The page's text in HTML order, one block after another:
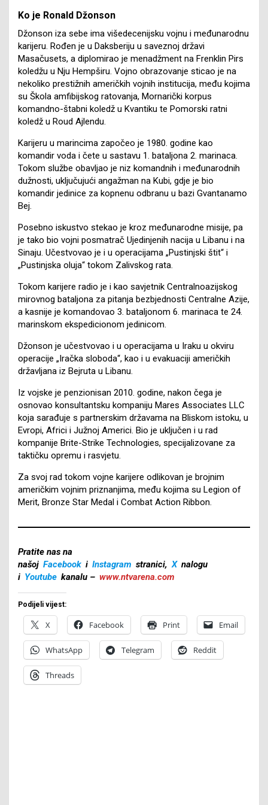
Ko je Ronald Džonson
Džonson iza sebe ima višedecenijsku vojnu i međunarodnu
karijeru. Rođen je u Daksberiju u saveznoj državi
Masačusets, a diplomirao je menadžment na Frenklin Pirs
koledžu u Nju Hempširu. Vojno obrazovanje sticao je na
nekoliko prestižnih američkih vojnih institucija, među kojima
su Škola amfibijskog ratovanja, Mornarički korpus
komandno-štabni koledž u Kvantiku te Pomorski ratni
koledž u Roud Ajlendu.
Karijeru u marincima započeo je 1980. godine kao
komandir voda i čete u sastavu 1. bataljona 2. marinaca.
Tokom službe obavljao je niz komandnih i međunarodnih
dužnosti, uključujući angažman na Kubi, gdje je bio
komandir jedinice za kopnenu odbranu u bazi Gvantanamo
Bej.
Posebno iskustvo stekao je kroz međunarodne misije, pa
je tako bio vojni posmatrač Ujedinjenih nacija u Libanu i na
Sinaju. Učestvovao je i u operacijama „Pustinjski štit“ i
„Pustinjska oluja“ tokom Zalivskog rata.
Tokom karijere radio je i kao savjetnik Centralnoazijskog
mirovnog bataljona za pitanja bezbjednosti Centralne Azije,
a kasnije je komandovao 3. bataljonom 6. marinaca te 24.
marinskom ekspedicionom jedinicom.
Džonson je učestvovao i u operacijama u Iraku u okviru
operacije „Iračka sloboda“, kao i u evakuaciji američkih
državljana iz Bejruta u Libanu.
Iz vojske je penzionisan 2010. godine, nakon čega je
osnovao konsultantsku kompaniju Mares Associates LLC
koja sarađuje s partnerskim državama na Bliskom istoku, u
Evropi, Africi i Južnoj Americi. Bio je uključen i u rad
kompanije Brite-Strike Technologies, specijalizovane za
taktičku opremu i rasvjetu.
Za svoj rad tokom vojne karijere odlikovan je brojnim
američkim vojnim priznanjima, među kojima su Legion of
Merit, Bronze Star Medal i Combat Action Ribbon.
Pratite nas na
našoj Facebook i Instagram stranici, X nalogu
i Youtube kanalu – www.ntvarena.com
Podijeli vijest:
X Facebook Print Email
WhatsApp Telegram Reddit
Threads